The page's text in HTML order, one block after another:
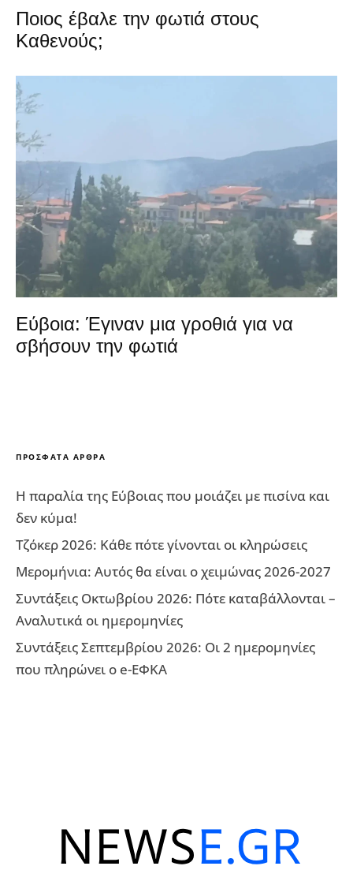
Ποιος έβαλε την φωτιά στους
Καθενούς;
Εύβοια: Έγιναν μια γροθιά για να
σβήσουν την φωτιά
ΠΡΌΣΦΑΤΑ ΆΡΘΡΑ
Η παραλία της Εύβοιας που μοιάζει με πισίνα και
δεν κύμα!
Τζόκερ 2026: Κάθε πότε γίνονται οι κληρώσεις
Μερομήνια: Αυτός θα είναι ο χειμώνας 2026-2027
Συντάξεις Οκτωβρίου 2026: Πότε καταβάλλονται –
Αναλυτικά οι ημερομηνίες
Συντάξεις Σεπτεμβρίου 2026: Οι 2 ημερομηνίες
που πληρώνει ο e-ΕΦΚΑ